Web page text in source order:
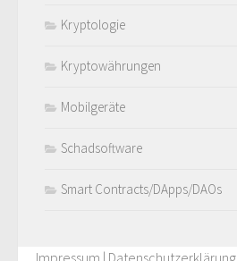
Kryptologie
Kryptowährungen
Mobilgeräte
Schadsoftware
Smart Contracts/DApps/DAOs
Impressum | Datenschutzerklärung